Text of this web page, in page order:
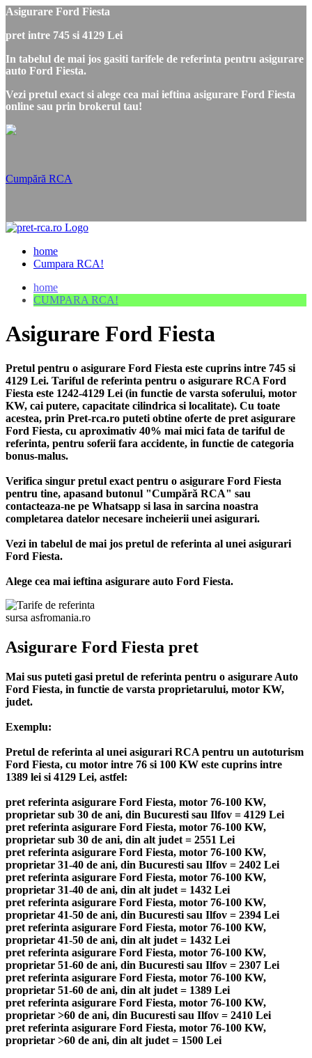
Asigurare Ford Fiesta
pret intre 745 si 4129 Lei
In tabelul de mai jos gasiti tarifele de referinta pentru asigurare
auto Ford Fiesta.
Vezi pretul exact si alege cea mai ieftina asigurare Ford Fiesta
online sau prin brokerul tau!
Cumpără RCA
home
Cumpara RCA!
home
CUMPARA RCA!
Asigurare Ford Fiesta
Pretul pentru o asigurare Ford Fiesta este cuprins intre 745 si
4129 Lei. Tariful de referinta pentru o asigurare RCA Ford
Fiesta este 1242-4129 Lei (in functie de varsta soferului, motor
KW, cai putere, capacitate cilindrica si localitate). Cu toate
acestea, prin Pret-rca.ro puteti obtine oferte de pret asigurare
Ford Fiesta, cu aproximativ 40% mai mici fata de tariful de
referinta, pentru soferii fara accidente, in functie de categoria
bonus-malus.
Verifica singur pretul exact pentru o asigurare Ford Fiesta
pentru tine, apasand butonul "Cumpără RCA" sau
contacteaza-ne pe Whatsapp si lasa in sarcina noastra
completarea datelor necesare incheierii unei asigurari.
Vezi in tabelul de mai jos pretul de referinta al unei asigurari
Ford Fiesta.
Alege cea mai ieftina asigurare auto Ford Fiesta.
sursa asfromania.ro
Asigurare Ford Fiesta pret
Mai sus puteti gasi pretul de referinta pentru o asigurare Auto
Ford Fiesta, in functie de varsta proprietarului, motor KW,
judet.
Exemplu:
Pretul de referinta al unei asigurari RCA pentru un autoturism
Ford Fiesta, cu motor intre 76 si 100 KW este cuprins intre
1389 lei si 4129 Lei, astfel:
pret referinta asigurare Ford Fiesta, motor 76-100 KW,
proprietar sub 30 de ani, din Bucuresti sau Ilfov = 4129 Lei
pret referinta asigurare Ford Fiesta, motor 76-100 KW,
proprietar sub 30 de ani, din alt judet = 2551 Lei
pret referinta asigurare Ford Fiesta, motor 76-100 KW,
proprietar 31-40 de ani, din Bucuresti sau Ilfov = 2402 Lei
pret referinta asigurare Ford Fiesta, motor 76-100 KW,
proprietar 31-40 de ani, din alt judet = 1432 Lei
pret referinta asigurare Ford Fiesta, motor 76-100 KW,
proprietar 41-50 de ani, din Bucuresti sau Ilfov = 2394 Lei
pret referinta asigurare Ford Fiesta, motor 76-100 KW,
proprietar 41-50 de ani, din alt judet = 1432 Lei
pret referinta asigurare Ford Fiesta, motor 76-100 KW,
proprietar 51-60 de ani, din Bucuresti sau Ilfov = 2307 Lei
pret referinta asigurare Ford Fiesta, motor 76-100 KW,
proprietar 51-60 de ani, din alt judet = 1389 Lei
pret referinta asigurare Ford Fiesta, motor 76-100 KW,
proprietar >60 de ani, din Bucuresti sau Ilfov = 2410 Lei
pret referinta asigurare Ford Fiesta, motor 76-100 KW,
proprietar >60 de ani, din alt judet = 1500 Lei